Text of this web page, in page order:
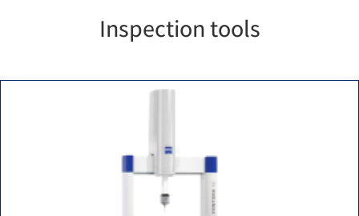
Inspection tools​